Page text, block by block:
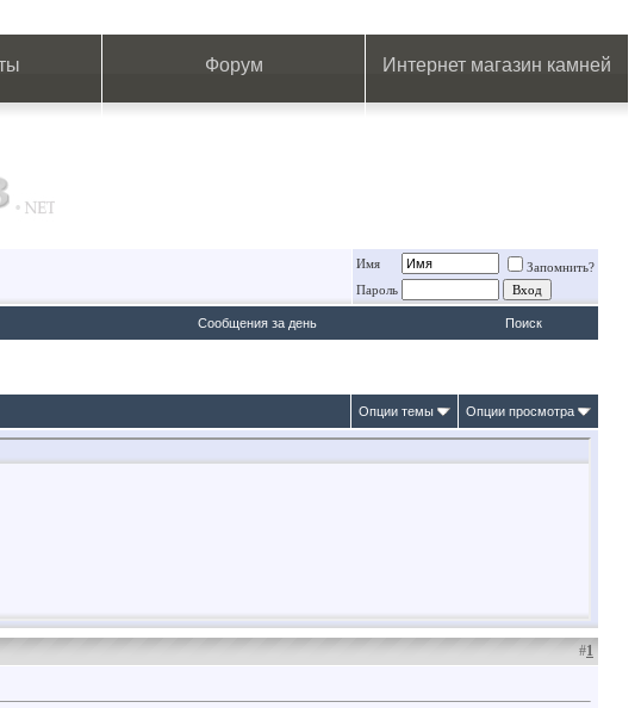
Форум Интернет магазин камней
Имя
Запомнить?
Пароль
Сообщения за день Поиск
Опции темы Опции просмотра
#1